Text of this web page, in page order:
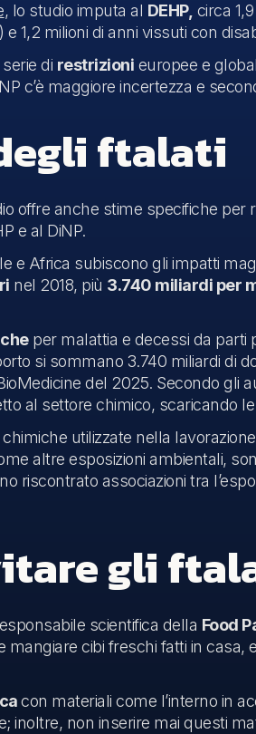
, lo studio imputa al DEHP, circa
1,2 milioni di anni vissuti con
di restrizioni europee e
c’è maggiore incertezza e
ftalati
offre anche stime specifiche per
e al DiNP.
e Africa subiscono gli impatti
nel 2018, più 3.740 miliardi per
per malattia e decessi da parti
si sommano 3.740 miliardi di
del 2025. Secondo gli
al settore chimico, scaricando
utilizzate nella
altre esposizioni ambientali,
riscontrato associazioni tra
gli
scientifica della Food
mangiare cibi freschi fatti in
con materiali come l’interno in
inoltre, non inserire mai questi